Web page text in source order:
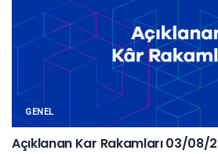
GENEL
Açıklanan Kar Rakamları 03/08/